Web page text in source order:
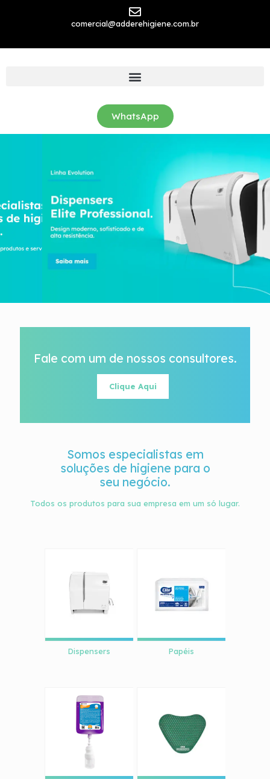
comercial@adderehigiene.com.br
WhatsApp
Fale com um de nossos consultores.
Clique Aqui
Somos especialistas em
soluções de higiene para o
seu negócio.
Todos os produtos para sua empresa em um só lugar.
Dispensers Papéis